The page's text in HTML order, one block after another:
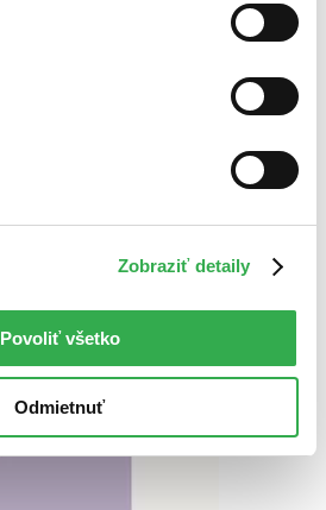
Zobraziť detaily
Povoliť všetko
Odmietnuť